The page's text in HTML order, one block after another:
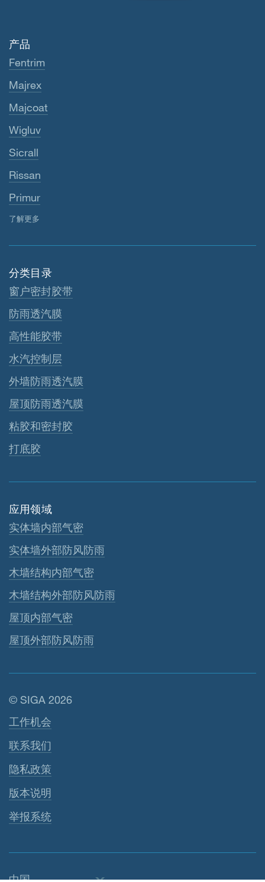
产品
Fentrim
Majrex
Majcoat
Wigluv
Sicrall
Rissan
Primur
了解更多
分类目录
窗户密封胶带
防雨透汽膜
高性能胶带
水汽控制层
外墙防雨透汽膜
屋顶防雨透汽膜
粘胶和密封胶
打底胶
应用领域
实体墙内部气密
实体墙外部防风防雨
木墙结构内部气密
木墙结构外部防风防雨
屋顶内部气密
屋顶外部防风防雨
© SIGA 2026
页脚导航
工作机会
联系我们
隐私政策
版本说明
举报系统
中国